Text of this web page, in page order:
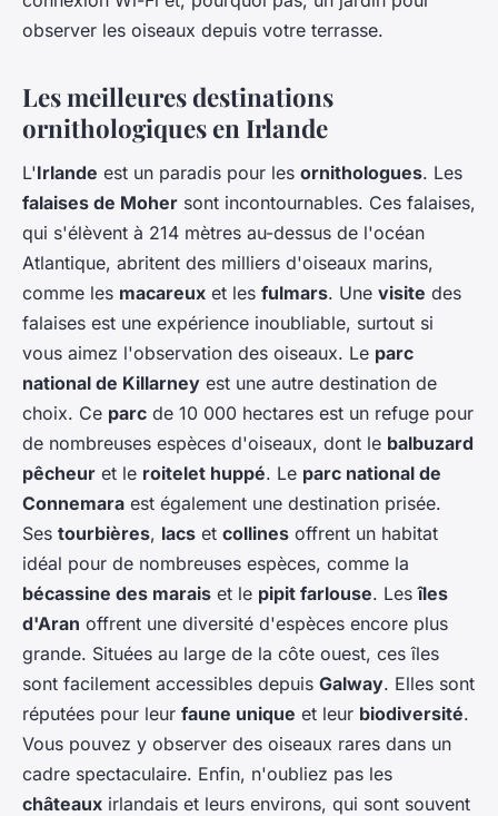
observer les oiseaux depuis votre terrasse.
Les meilleures destinations
ornithologiques en Irlande
L'Irlande est un paradis pour les ornithologues. Les
falaises de Moher sont incontournables. Ces falaises,
qui s'élèvent à 214 mètres au-dessus de l'océan
Atlantique, abritent des milliers d'oiseaux marins,
comme les macareux et les fulmars. Une visite des
falaises est une expérience inoubliable, surtout si
vous aimez l'observation des oiseaux. Le parc
national de Killarney est une autre destination de
choix. Ce parc de 10 000 hectares est un refuge pour
de nombreuses espèces d'oiseaux, dont le balbuzard
pêcheur et le roitelet huppé. Le parc national de
Connemara est également une destination prisée.
Ses tourbières, lacs et collines offrent un habitat
idéal pour de nombreuses espèces, comme la
bécassine des marais et le pipit farlouse. Lesîles
d'Aran offrent une diversité d'espèces encore plus
grande. Situées au large de la côte ouest, ces îles
sont facilement accessibles depuis Galway. Elles sont
réputées pour leur faune unique et leur biodiversité.
Vous pouvez y observer des oiseaux rares dans un
cadre spectaculaire. Enfin, n'oubliez pas les
châteaux irlandais et leurs environs, qui sont souvent